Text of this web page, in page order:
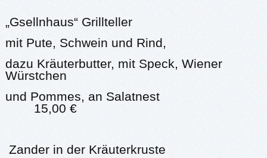
„Gsellnhaus“ Grillteller
mit Pute, Schwein und Rind,
dazu Kräuterbutter, mit Speck, Wiener
Würstchen
und Pommes, an Salatnest
15,00 €
Zander in der Kräuterkruste